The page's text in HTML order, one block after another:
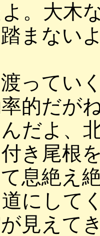
。大木
まない
ってい
的だが
だよ、
き尾根
息絶え
にして
が見え